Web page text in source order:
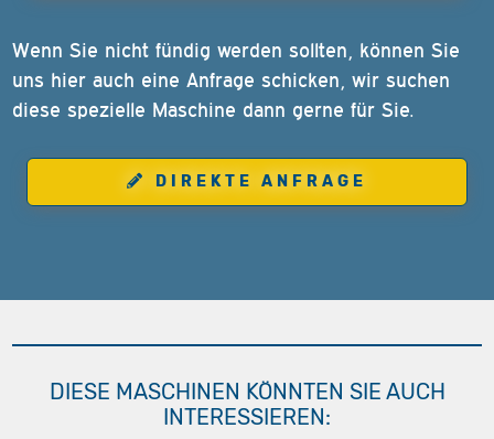
Wenn Sie nicht fündig werden sollten, können Sie
uns hier auch eine Anfrage schicken, wir suchen
diese spezielle Maschine dann gerne für Sie.
DIREKTE ANFRAGE
DIESE MASCHINEN KÖNNTEN SIE AUCH
INTERESSIEREN: